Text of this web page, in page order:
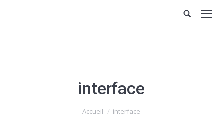
interface
Accueil interface